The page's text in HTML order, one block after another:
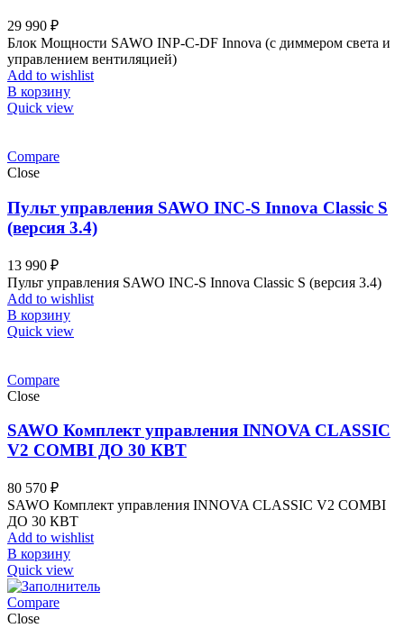
29 990 ₽
Блок Мощности SAWO INP-C-DF Innova (c диммером света и
управлением вентиляцией)
Add to wishlist
В корзину
Quick view
Compare
Close
Пульт управления SAWO INC-S Innova Classic S
(версия 3.4)
13 990 ₽
Пульт управления SAWO INC-S Innova Classic S (версия 3.4)
Add to wishlist
В корзину
Quick view
Compare
Close
SAWO Комплект управления INNOVA CLASSIC
V2 COMBI ДО 30 КВТ
80 570 ₽
SAWO Комплект управления INNOVA CLASSIC V2 COMBI
ДО 30 КВТ
Add to wishlist
В корзину
Quick view
Compare
Close